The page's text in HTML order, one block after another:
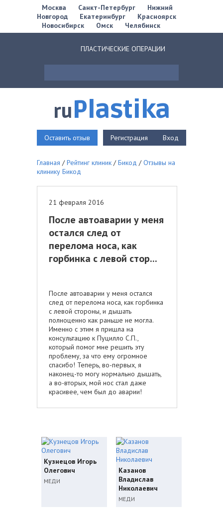
Москва Санкт-Петербург
Нижний
Новгород
Екатеринбург
Красноярск
Новосибирск
Омск Челябинск
ПЛАСТИЧЕСКИЕ ОПЕРАЦИИ
ruPlastika
Оставить отзыв Регистрация Вход
Главная /Рейтинг клиник /Бикод /Отзывы на
клинику Бикод
21 февраля 2016
После автоаварии у меня
остался след от
перелома носа, как
горбинка с левой стор...
После автоаварии у меня остался
след от перелома носа, как горбинка
с левой стороны, и дышать
полноценно как раньше не могла.
Именно с этим я пришла на
консультацию к Пуцилло С.П.,
который помог мне решить эту
проблему, за что ему огромное
спасибо! Теперь, во-первых, я
наконец-то могу нормально дышать,
а во-вторых, мой нос стал даже
красивее, чем был до аварии!
Кузнецов Игорь
Олегович
МЕДИ
Казанов
Владислав
Николаевич
МЕДИ